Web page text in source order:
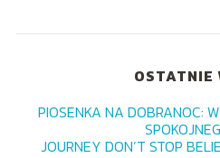
OSTATNIE
PIOSENKA NA DOBRANOC:
JOURNEY DON’T STOP